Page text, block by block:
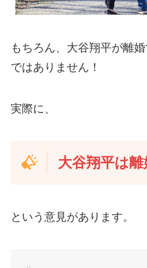
もちろん、大谷翔平が離
ではありません！
実際に、
大谷翔平は離
という意見があります。